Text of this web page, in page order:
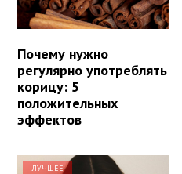
Почему нужно
регулярно употреблять
корицу: 5
положительных
эффектов
ЛУЧШЕЕ